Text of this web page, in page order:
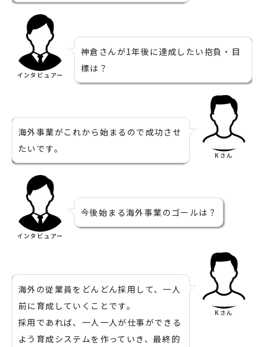
インタビュアー
神倉さんが1年後に達成したい抱負・目
標は？
海外事業がこれから始まるので成功させ
たいです。
Kさん
インタビュアー
今後始まる海外事業のゴールは？
海外の従業員をどんどん採用して、一人
前に育成していくことです。
採用であれば、一人一人が仕事ができる
よう育成システムを作っていき、最終的
Kさん